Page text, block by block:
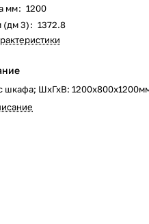
мм: 1200
(дм 3): 1372.8
шкафа; ШхГхВ: